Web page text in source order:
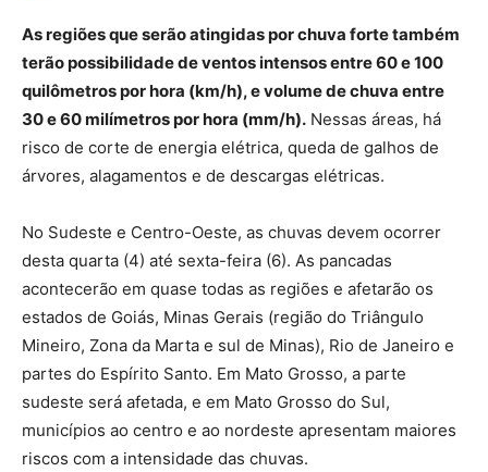
As regiões que serão atingidas por chuva forte também
terão possibilidade de ventos intensos entre 60 e 100
quilômetros por hora (km/h), e volume de chuva entre
30 e 60 milímetros por hora (mm/h). Nessas áreas, há
risco de corte de energia elétrica, queda de galhos de
árvores, alagamentos e de descargas elétricas.
No Sudeste e Centro-Oeste, as chuvas devem ocorrer
desta quarta (4) até sexta-feira (6). As pancadas
acontecerão em quase todas as regiões e afetarão os
estados de Goiás, Minas Gerais (região do Triângulo
Mineiro, Zona da Marta e sul de Minas), Rio de Janeiro e
partes do Espírito Santo. Em Mato Grosso, a parte
sudeste será afetada, e em Mato Grosso do Sul,
municípios ao centro e ao nordeste apresentam maiores
riscos com a intensidade das chuvas.